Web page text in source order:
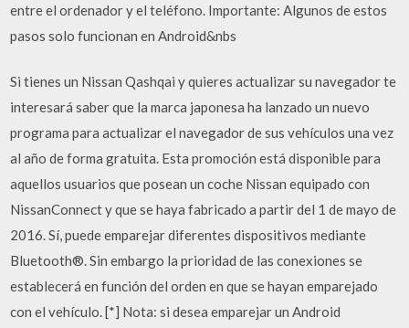
entre el ordenador y el teléfono. Importante: Algunos de estos
pasos solo funcionan en Android&nbs
Si tienes un Nissan Qashqai y quieres actualizar su navegador te
interesará saber que la marca japonesa ha lanzado un nuevo
programa para actualizar el navegador de sus vehículos una vez
al año de forma gratuita. Esta promoción está disponible para
aquellos usuarios que posean un coche Nissan equipado con
NissanConnect y que se haya fabricado a partir del 1 de mayo de
2016. Sí, puede emparejar diferentes dispositivos mediante
Bluetooth®. Sin embargo la prioridad de las conexiones se
establecerá en función del orden en que se hayan emparejado
con el vehículo. [*] Nota: si desea emparejar un Android